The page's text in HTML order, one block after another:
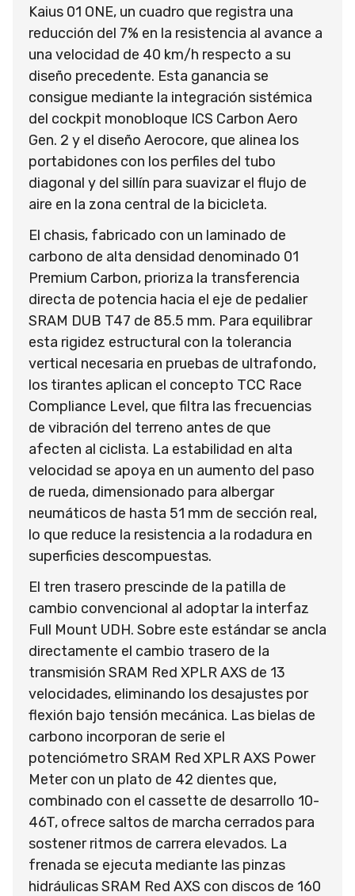
Kaius 01 ONE, un cuadro que registra una
reducción del 7% en la resistencia al avance a
una velocidad de 40 km/h respecto a su
diseño precedente. Esta ganancia se
consigue mediante la integración sistémica
del cockpit monobloque ICS Carbon Aero
Gen. 2 y el diseño Aerocore, que alinea los
portabidones con los perfiles del tubo
diagonal y del sillín para suavizar el flujo de
aire en la zona central de la bicicleta.
El chasis, fabricado con un laminado de
carbono de alta densidad denominado 01
Premium Carbon, prioriza la transferencia
directa de potencia hacia el eje de pedalier
SRAM DUB T47 de 85.5 mm. Para equilibrar
esta rigidez estructural con la tolerancia
vertical necesaria en pruebas de ultrafondo,
los tirantes aplican el concepto TCC Race
Compliance Level, que filtra las frecuencias
de vibración del terreno antes de que
afecten al ciclista. La estabilidad en alta
velocidad se apoya en un aumento del paso
de rueda, dimensionado para albergar
neumáticos de hasta 51 mm de sección real,
lo que reduce la resistencia a la rodadura en
superficies descompuestas.
El tren trasero prescinde de la patilla de
cambio convencional al adoptar la interfaz
Full Mount UDH. Sobre este estándar se ancla
directamente el cambio trasero de la
transmisión SRAM Red XPLR AXS de 13
velocidades, eliminando los desajustes por
flexión bajo tensión mecánica. Las bielas de
carbono incorporan de serie el
potenciómetro SRAM Red XPLR AXS Power
Meter con un plato de 42 dientes que,
combinado con el cassette de desarrollo 10-
46T, ofrece saltos de marcha cerrados para
sostener ritmos de carrera elevados. La
frenada se ejecuta mediante las pinzas
hidráulicas SRAM Red AXS con discos de 160